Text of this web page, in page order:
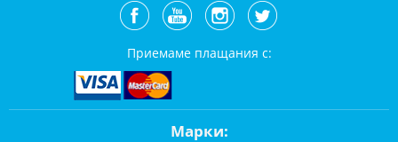
Приемаме плащания с:
Марки: